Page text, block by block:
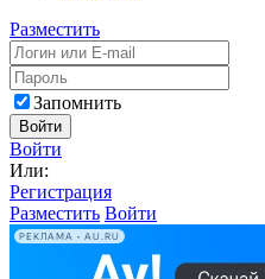
Разместить
Запомнить
Войти
Войти
Или:
Регистрация
Разместить Войти
РЕКЛАМА • AU.RU